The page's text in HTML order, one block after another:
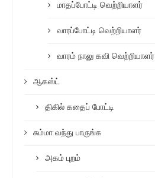
மாதப்போட்டி வெற்றியாளர்
வாரப்போட்டி வெற்றியாளர்
வாரம் நாலு கவி வெற்றியாளர்
ஆகஸ்ட்
திகில் கதைப் போட்டி
சும்மா வந்து பாருங்க
அகம் புறம்